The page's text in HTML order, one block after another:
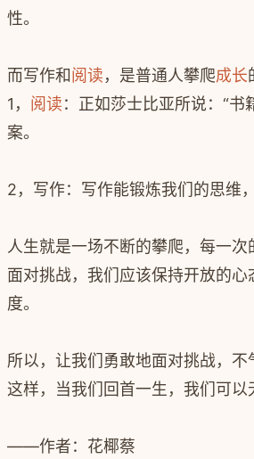
性。
而写作和阅读，是普通人攀爬成长
1， 阅读：正如莎士比亚所说：“书
案。
2，写作：写作能锻炼我们的思维，
人生就是一场不断的攀爬，每一次
面对挑战，我们应该保持开放的
度。
所以，让我们勇敢地面对挑战，
这样，当我们回首一生，我们可
——作者：花椰蔡